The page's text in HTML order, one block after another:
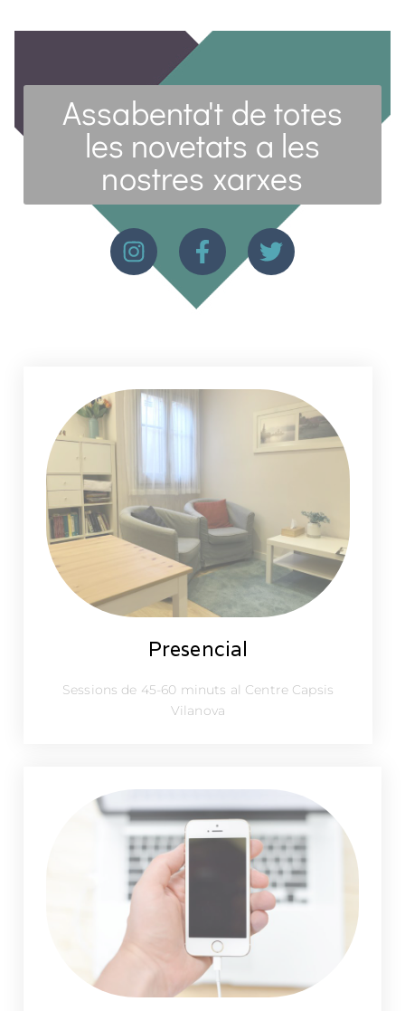
Assabenta't de totes
les novetats a les
nostres xarxes
Presencial
Sessions de 45-60 minuts al Centre Capsis
Vilanova